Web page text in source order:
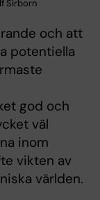
Sirborn
och att
potentiella
god och
väl
inom
vikten av
världen.